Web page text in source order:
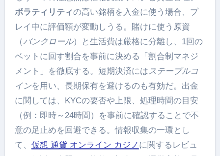
ボラティリティの高い銘柄を入金に使う場合、プ
レイ中に評価額が変動しうる。賭けに使う原資
（バンクロール）と生活費は厳格に分離し、1回の
ベットに回す割合を事前に決める「割合制マネジ
メント」を徹底する。短期決済にはステーブルコ
インを用い、長期保有を避けるのも有効だ。出金
に関しては、KYCの要否や上限、処理時間の目安
（例：即時～24時間）を事前に確認することで不
意の足止めを回避できる。情報収集の一環とし
て、 仮想 通貨 オンライン カジノ に関するレビュ